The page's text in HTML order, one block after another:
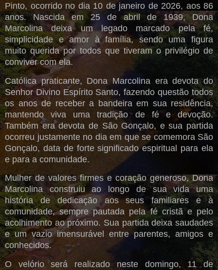
Pinto, ocorrido no dia 10 de janeiro de 2026, aos 86
anos. Nascida em 25 de abril de 1939, Dona
Marcolina deixa um legado marcado pela fé,
simplicidade e amor à família, sendo uma figura
muito querida por todos que tiveram o privilégio de
conviver com ela.
Católica praticante, Dona Marcolina era devota do
Senhor Divino Espírito Santo, fazendo questão todos
os anos de receber a bandeira em sua residência,
mantendo viva uma tradição de fé e devoção.
Também era devota de São Gonçalo, e sua partida
ocorreu justamente no dia em que se comemora São
Gonçalo, data de forte significado espiritual para ela
e para a comunidade.
Mulher de valores firmes e coração generoso, Dona
Marcolina construiu ao longo de sua vida uma
história de dedicação aos seus familiares e à
comunidade, sempre pautada pela fé cristã e pelo
acolhimento ao próximo. Sua partida deixa saudades
e um vazio imensurável entre parentes, amigos e
conhecidos.
O velório será realizado neste domingo, 11 de